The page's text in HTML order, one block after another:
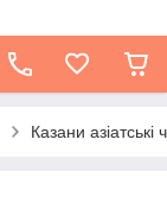
Казани азіатські